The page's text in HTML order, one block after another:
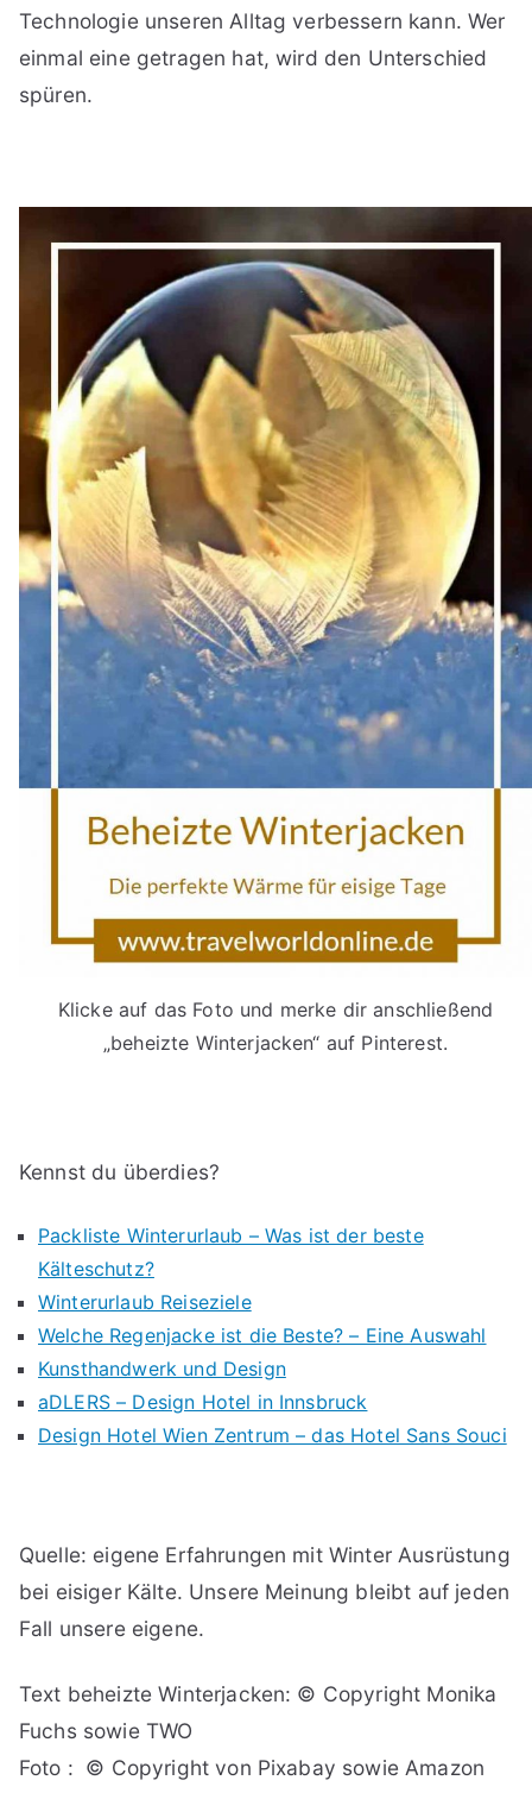
Technologie unseren Alltag verbessern kann. Wer
einmal eine getragen hat, wird den Unterschied
spüren.
Klicke auf das Foto und merke dir anschließend
„beheizte Winterjacken“ auf Pinterest.
Kennst du überdies?
Packliste Winterurlaub – Was ist der beste
Kälteschutz?
Winterurlaub Reiseziele
Welche Regenjacke ist die Beste? – Eine Auswahl
Kunsthandwerk und Design
aDLERS – Design Hotel in Innsbruck
Design Hotel Wien Zentrum – das Hotel Sans Souci
Quelle: eigene Erfahrungen mit Winter Ausrüstung
bei eisiger Kälte. Unsere Meinung bleibt auf jeden
Fall unsere eigene.
Text beheizte Winterjacken: © Copyright Monika
Fuchs sowie TWO
Foto : © Copyright von Pixabay sowie Amazon